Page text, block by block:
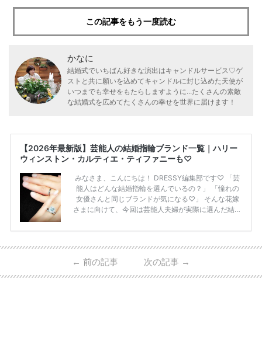
この記事をもう一度読む
かなに
結婚式でいちばん好きな演出はキャンドルサービス♡ゲ
ストと共に願いを込めてキャンドルに封じ込めた天使が
いつまでも幸せをもたらしますように...たくさんの素敵
な結婚式を広めてたくさんの幸せを世界に届けます！
【2026年最新版】芸能人の結婚指輪ブランド一覧｜ハリー
ウィンストン・カルティエ・ティファニーも♡
みなさま、こんにちは！ DRESSY編集部です♡ 「芸
能人はどんな結婚指輪を選んでいるの？」 「憧れの
女優さんと同じブランドが気になる♡」 そんな花嫁
さまに向けて、今回は芸能人夫婦が実際に選んだ結婚
ーウィンストンやカルティエ、ティファニーなど世界
日本で人気のブランドまで幅広くご紹介。 さらに、
・愛用している芸能人夫婦 ・リングの特徴や魅力 ・
← 前の記事 次の記事 →